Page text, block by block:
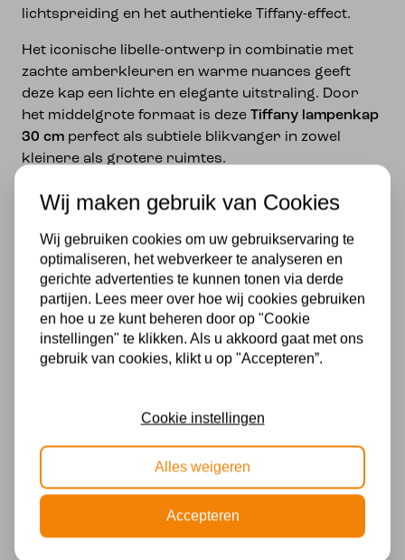
lichtspreiding en het authentieke Tiffany-effect.
Het iconische libelle-ontwerp in combinatie met
zachte amberkleuren en warme nuances geeft
deze kap een lichte en elegante uitstraling. Door
het middelgrote formaat is deze Tiffany lampenkap
30 cm perfect als subtiele blikvanger in zowel
kleinere als grotere ruimtes.
DezeTiffany lampenkapis veelzijdig toepasbaar en
geschikt voor eenhanglamp, tafellamp, wandlamp
of plafondlamp.
De kap is voorzien van een10 mm montagegat
waardoor hij eenvoudig te combineren is met
diverse armaturen.
Specificaties
Montage: 10 mm gat
Een stijlvolle Tiffany lampenkap met amberkleurig
libelle-motief, perfect als vervanging of upgrade
Wij maken gebruik van Cookies
Wij gebruiken cookies om uw gebruikservaring te
optimaliseren, het webverkeer te analyseren en
gerichte advertenties te kunnen tonen via derde
partijen. Lees meer over hoe wij cookies gebruiken
en hoe u ze kunt beheren door op "Cookie
instellingen" te klikken. Als u akkoord gaat met ons
gebruik van cookies, klikt u op "Accepteren”.
Cookie instellingen
Alles weigeren
Accepteren